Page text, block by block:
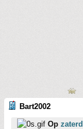
Bart2002
Op